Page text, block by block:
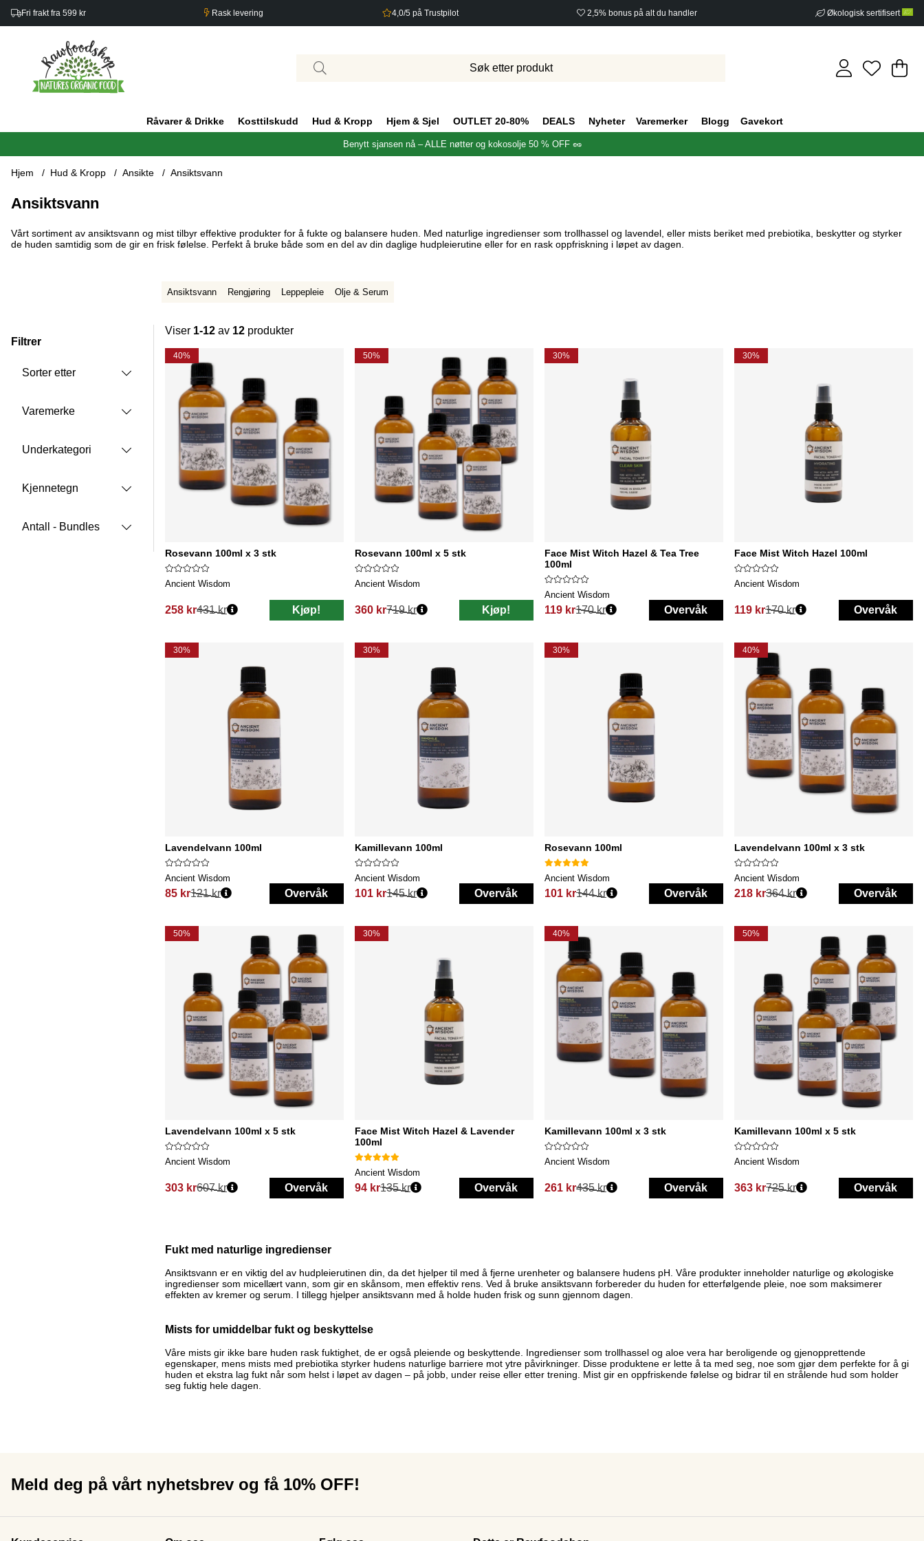
Fri frakt fra 599 kr Rask levering 4,0/5 på Trustpilot 2,5% bonus på alt du handler Økologisk sertifisert
.
Råvarer & Drikke Kosttilskudd Hud & Kropp Hjem & Sjel OUTLET 20-80% DEALS Nyheter Varemerker Blogg Gavekort
Benytt sjansen nå – ALLE nøtter og kokosolje 50 % OFF 🥜
Hjem Hud & Kropp Ansikte Ansiktsvann
Ansiktsvann
Vårt sortiment av ansiktsvann og mist tilbyr effektive produkter for å fukte og balansere huden. Med naturlige ingredienser som trollhassel og lavendel, eller mists beriket med prebiotika, beskytter og styrker
de huden samtidig som de gir en frisk følelse. Perfekt å bruke både som en del av din daglige hudpleierutine eller for en rask oppfriskning i løpet av dagen.
Ansiktsvann Rengjøring Leppepleie Olje & Serum
Filtrer
Sorter etter
Varemerke
Underkategori
Kjennetegn
Antall - Bundles
Viser 1-12 av 12 produkter
Produkter
40%
Rosevann 100ml x 3 stk
Ancient Wisdom
258 kr
Vanlig pris:
431 kr Kjøp!
50%
Rosevann 100ml x 5 stk
Ancient Wisdom
360 kr
Vanlig pris:
719 kr Kjøp!
30%
Face Mist Witch Hazel & Tea Tree
100ml
Ancient Wisdom
119 kr
Vanlig pris:
170 kr Overvåk
30%
Face Mist Witch Hazel 100ml
Ancient Wisdom
119 kr
Vanlig pris:
170 kr Overvåk
30%
Lavendelvann 100ml
Ancient Wisdom
85 kr
Vanlig pris:
121 kr Overvåk
30%
Kamillevann 100ml
Ancient Wisdom
101 kr
Vanlig pris:
145 kr Overvåk
30%
Rosevann 100ml
Ancient Wisdom
101 kr
Vanlig pris:
144 kr Overvåk
40%
Lavendelvann 100ml x 3 stk
Ancient Wisdom
218 kr
Vanlig pris:
364 kr Overvåk
50%
Lavendelvann 100ml x 5 stk
Ancient Wisdom
303 kr
Vanlig pris:
607 kr Overvåk
30%
Face Mist Witch Hazel & Lavender
100ml
Ancient Wisdom
94 kr
Vanlig pris:
135 kr Overvåk
40%
Kamillevann 100ml x 3 stk
Ancient Wisdom
261 kr
Vanlig pris:
435 kr Overvåk
50%
Kamillevann 100ml x 5 stk
Ancient Wisdom
363 kr
Vanlig pris:
725 kr Overvåk
Fukt med naturlige ingredienser
Ansiktsvann er en viktig del av hudpleierutinen din, da det hjelper til med å fjerne urenheter og balansere hudens pH. Våre produkter inneholder naturlige og økologiske
ingredienser som micellært vann, som gir en skånsom, men effektiv rens. Ved å bruke ansiktsvann forbereder du huden for etterfølgende pleie, noe som maksimerer
effekten av kremer og serum. I tillegg hjelper ansiktsvann med å holde huden frisk og sunn gjennom dagen.
Mists for umiddelbar fukt og beskyttelse
Våre mists gir ikke bare huden rask fuktighet, de er også pleiende og beskyttende. Ingredienser som trollhassel og aloe vera har beroligende og gjenopprettende
egenskaper, mens mists med prebiotika styrker hudens naturlige barriere mot ytre påvirkninger. Disse produktene er lette å ta med seg, noe som gjør dem perfekte for å gi
huden et ekstra lag fukt når som helst i løpet av dagen – på jobb, under reise eller etter trening. Mist gir en oppfriskende følelse og bidrar til en strålende hud som holder
seg fuktig hele dagen.
Meld deg på vårt nyhetsbrev og få 10% OFF!